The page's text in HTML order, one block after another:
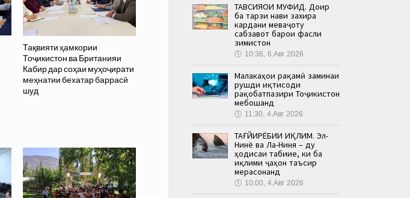
Тақвияти ҳамкории
Тоҷикистон ва Британияи
Кабир дар соҳаи муҳоҷирати
меҳнатии бехатар баррасӣ
шуд
ТАВСИЯҲОИ МУФИД. Доир
ба тарзи нави захира
кардани меваҷоту
сабзавот барои фасли
зимистон
🕔 10:36, 6.Авг 2026
Малакаҳои рақамӣ заминаи
рушди иқтисоди
рақобатпазири Тоҷикистон
мебошанд
🕔 11:30, 4.Авг 2026
ТАҒЙИРЁБИИ ИҚЛИМ. Эл-
Нинё ва Ла-Ниня – ду
ҳодисаи табиие, ки ба
иқлими ҷаҳон таъсир
мерасонанд
🕔 10:00, 4.Авг 2026